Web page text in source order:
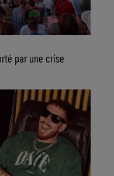
par une crise